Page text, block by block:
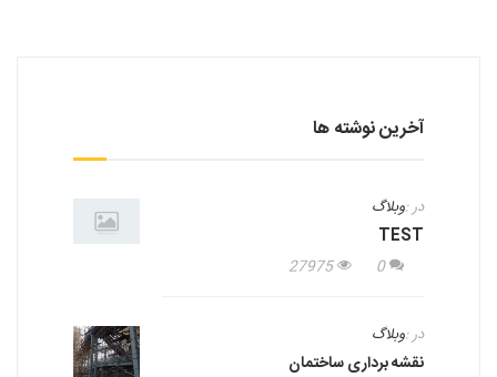
آخرین نوشته ها
در :وبلاگ
TEST
0
27975
در :وبلاگ
نقشه برداری ساختمان